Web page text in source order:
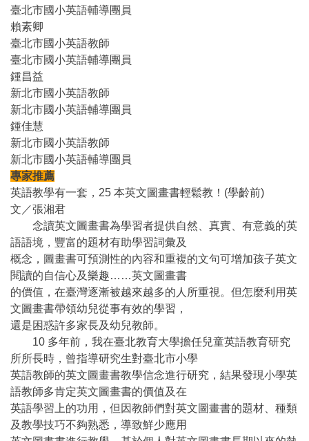
臺北市國小英語輔導團員
賴素卿
臺北市國小英語教師
臺北市國小英語輔導團員
鍾昌益
新北市國小英語教師
新北市國小英語輔導團員
鍾佳慧
新北市國小英語教師
新北市國小英語輔導團員
專家推薦
英語教學有一套，25 本英文圖畫書輕鬆教！(學齡前)
文／張湘君
念讀英文圖畫書為學習者提供自然、真實、有意義的英
語語境，豐富的題材有助學習詞彙及
概念，圖畫書可預測性的內容和重複的文句可增加孩子英文
閱讀的自信心及樂趣……英文圖畫書
的價值，在臺灣逐漸被越來越多的人所重視。但怎麼利用英
文圖畫書帶領幼兒從事有效的學習，
還是困惑許多家長及幼兒教師。
10 多年前，我在臺北教育大學擔任兒童英語教育研究
所所長時，曾指導研究生對臺北市小學
英語教師的英文圖畫書教學信念進行研究，結果發現小學英
語教師多肯定英文圖畫書的價值及在
英語學習上的功用，但因教師們對英文圖畫書的題材、種類
及教學技巧不夠熟悉，導致鮮少應用